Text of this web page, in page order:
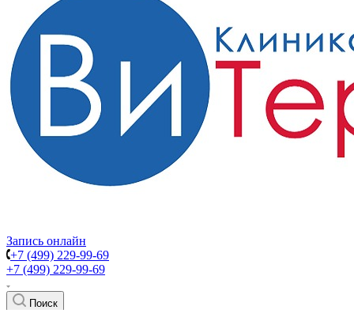
Запись онлайн
+7 (499) 229-99-69
+7 (499) 229-99-69
Поиск